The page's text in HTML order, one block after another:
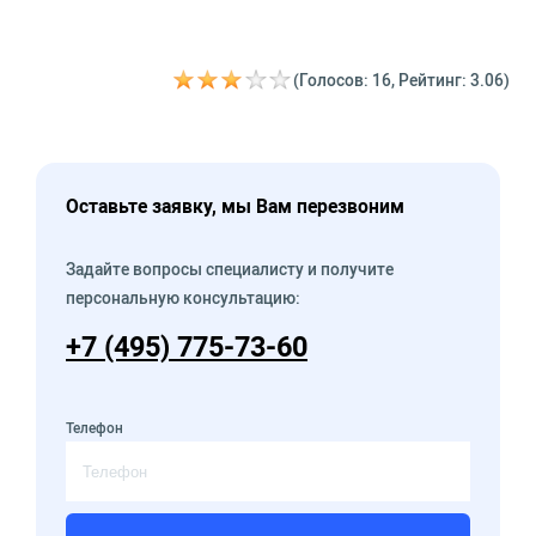
(Голосов: 16, Рейтинг: 3.06)
Оставьте заявку, мы Вам перезвоним
Задайте вопросы специалисту и получите
персональную консультацию:
+7 (495) 775-73-60
Телефон